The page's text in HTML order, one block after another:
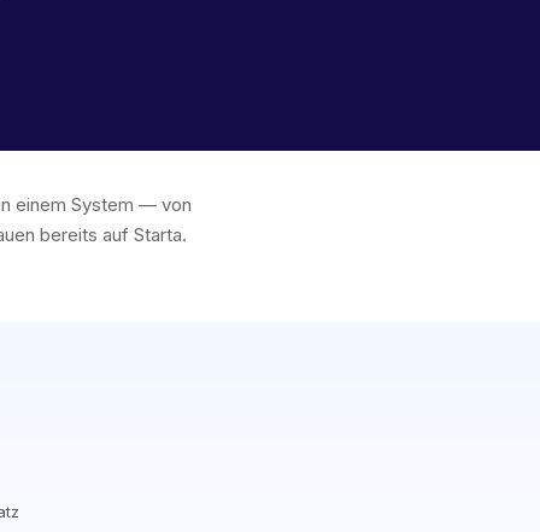
einem System — von
bereits auf Starta.